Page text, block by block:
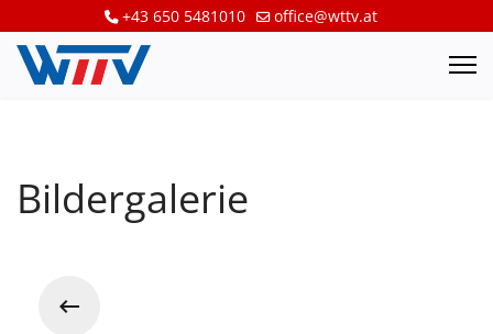
+43 650 5481010 office@wttv.at
Bildergalerie